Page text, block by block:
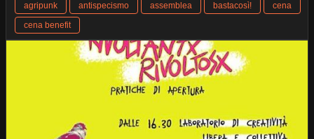
agripunk antispecismo assemblea bastacosì!
cena
cena benefit